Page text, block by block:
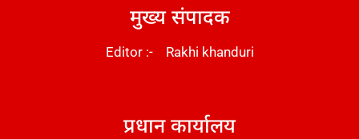
मुख्य संपादक
Editor :- Rakhi khanduri
प्रधान कार्यालय